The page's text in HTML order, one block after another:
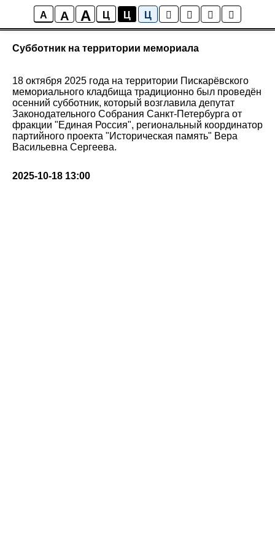
A A A Ц Ц Ц
Новости
Cубботник на территории мемориала
18 октября 2025 года на территории Пискарёвского
мемориального кладбища традиционно был проведён
осенний субботник, который возглавила депутат
Законодательного Собрания Санкт-Петербурга от
фракции "Единая Россия", региональный координатор
партийного проекта "Историческая память" Вера
Васильевна Сергеева.
2025-10-18 13:00